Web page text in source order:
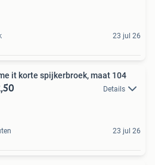
23 jul 26
it korte spijkerbroek, maat 104
Details
23 jul 26